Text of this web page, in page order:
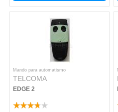
Mando para automatismo
TELCOMA
EDGE 2